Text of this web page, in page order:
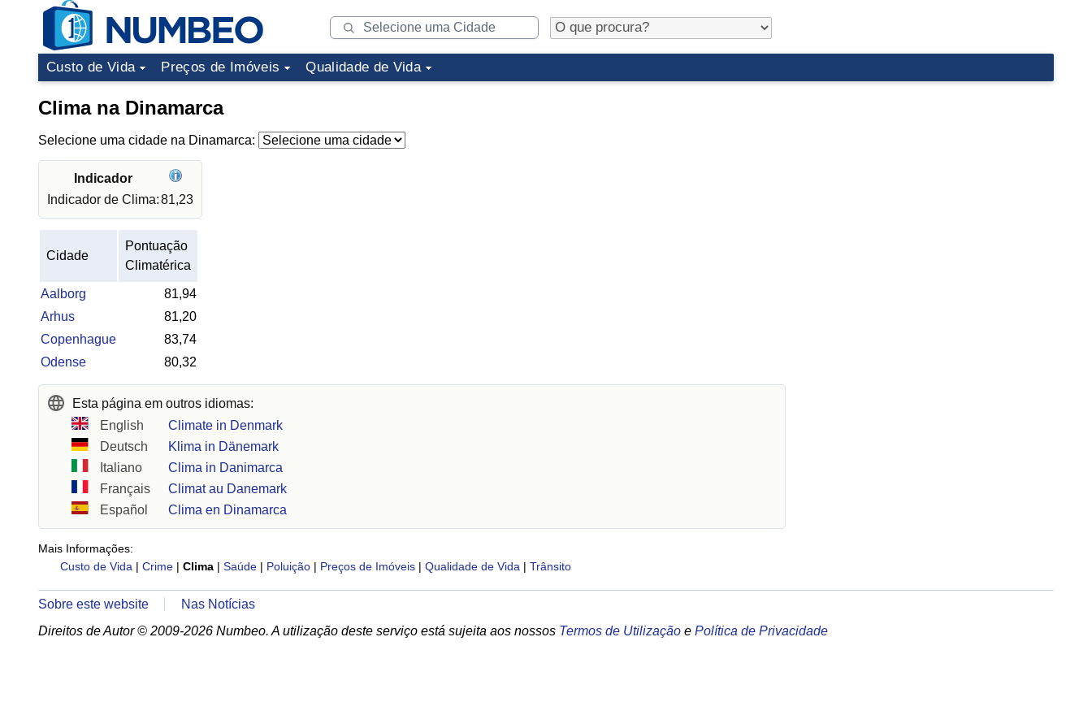
Custo de Vida Preços de Imóveis Qualidade de Vida
Clima na Dinamarca
Selecione uma cidade na Dinamarca:
Indicador
Indicador de Clima:81,23
Cidade
Pontuação
Climatérica
Aalborg
81,94
Arhus
81,20
Copenhague
83,74
Odense
80,32
Esta página em outros idiomas:
English
Climate in Denmark
Deutsch
Klima in Dänemark
Italiano
Clima in Danimarca
Français
Climat au Danemark
Español
Clima en Dinamarca
Mais Informações:
Custo de Vida | Crime | Clima | Saúde | Poluição | Preços de Imóveis | Qualidade de Vida | Trânsito
Sobre este website
Nas Notícias
Direitos de Autor © 2009-2026 Numbeo. A utilização deste serviço está sujeita aos nossos Termos de Utilização e Política de Privacidade